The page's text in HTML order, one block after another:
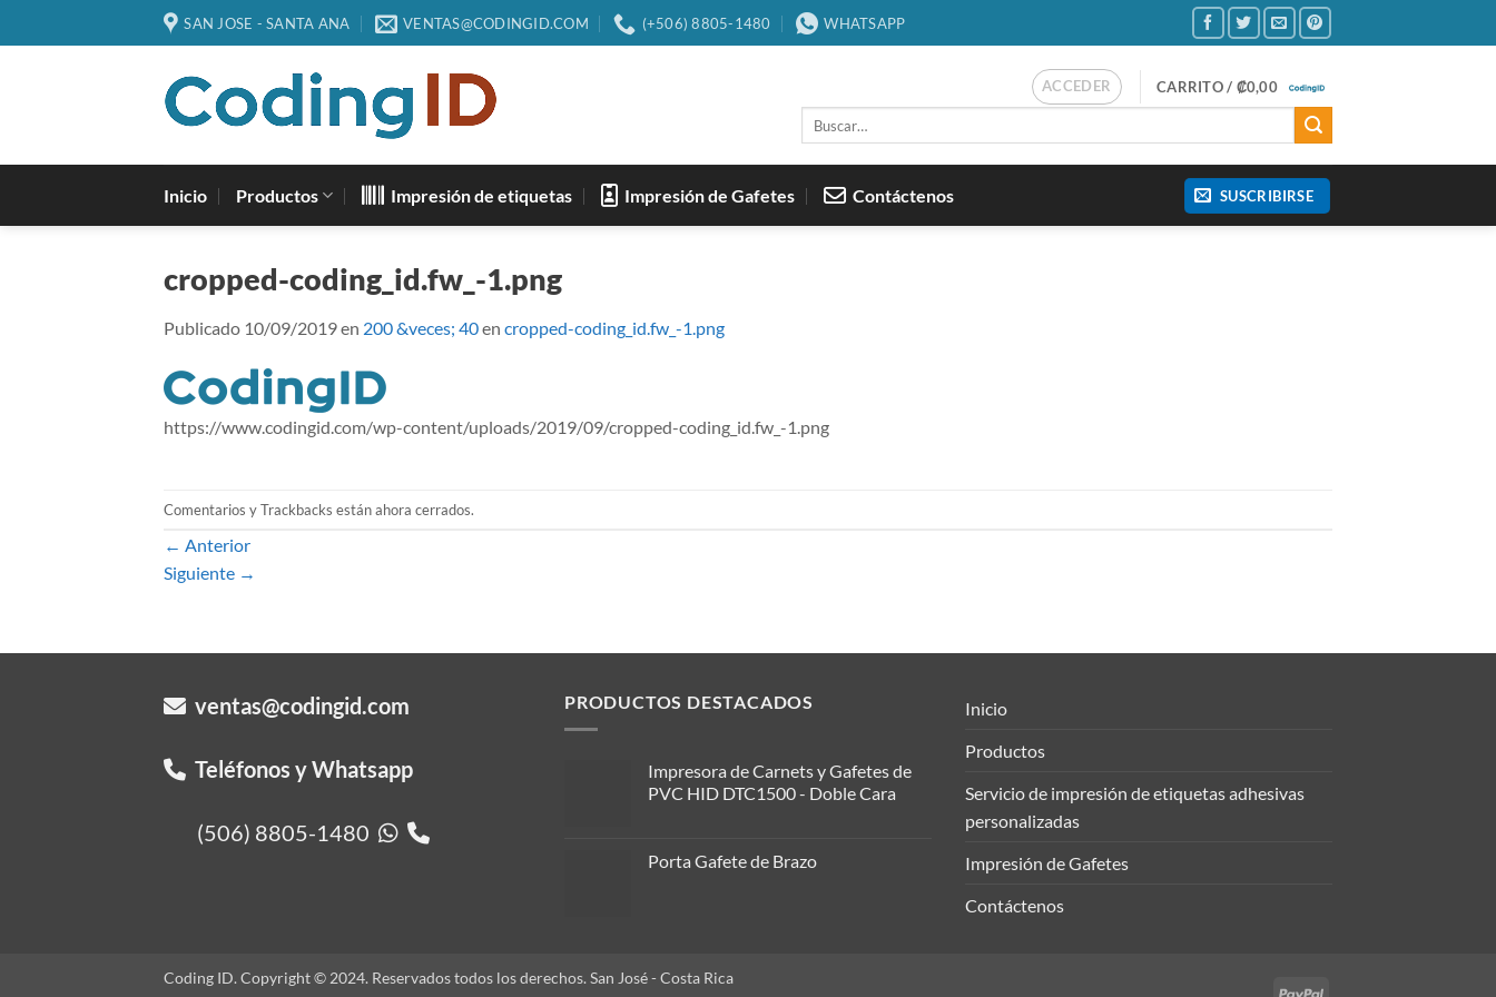
al
SAN JOSE - SANTA ANA VENTAS@CODINGID.COM (+506) 8805-1480 WHATSAPP
ACCEDER CARRITO / ₡0,00
Inicio Productos Impresión de etiquetas Impresión de Gafetes Contáctenos SUSCRIBIRSE
cropped-coding_id.fw_-1.png
Publicado 10/09/2019en 200 &veces; 40en cropped-coding_id.fw_-1.png
https://www.codingid.com/wp-content/uploads/2019/09/cropped-coding_id.fw_-1.png
Comentarios y Trackbacks están ahora cerrados.
← Anterior
Siguiente →
ventas@codingid.com
Teléfonos y Whatsapp
(506) 8805-1480
PRODUCTOS DESTACADOS
Impresora de Carnets y Gafetes de
PVC HID DTC1500 - Doble Cara
Porta Gafete de Brazo
Inicio
Productos
Servicio de impresión de etiquetas adhesivas
personalizadas
Impresión de Gafetes
Contáctenos
PayPal
Coding ID. Copyright © 2024. Reservados todos los derechos. San José - Costa Rica